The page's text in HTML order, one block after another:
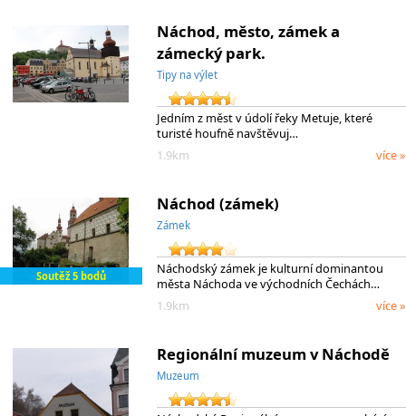
Náchod, město, zámek a
zámecký park.
Tipy na výlet
Jedním z měst v údolí řeky Metuje, které
turisté houfně navštěvuj…
1.9km
více »
Soutěž 5 bodů
Náchod (zámek)
Zámek
Náchodský zámek je kulturní dominantou
města Náchoda ve východních Čechách…
1.9km
více »
Regionální muzeum v Náchodě
Muzeum